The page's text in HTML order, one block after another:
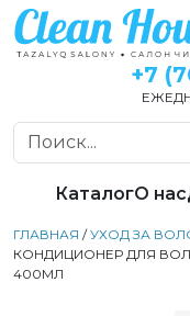
+7
КаталогО нас
ГЛАВНАЯ /УХОД ЗА
КОНДИЦИОНЕР ДЛЯ
400МЛ